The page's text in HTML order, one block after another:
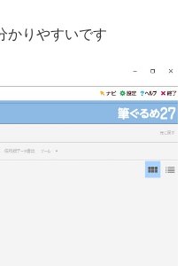
かりやすいです